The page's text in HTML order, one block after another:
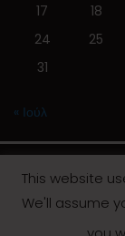
17
18
24
25
31
« Ιούλ
© 2019 |
This website
We'll assume